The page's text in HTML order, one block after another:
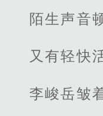
陌生声音
又有轻快
李峻岳皱